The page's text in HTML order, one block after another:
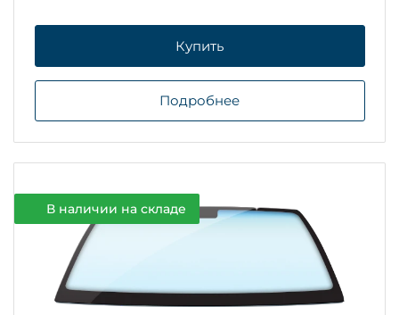
Купить
Подробнее
В наличии на складе